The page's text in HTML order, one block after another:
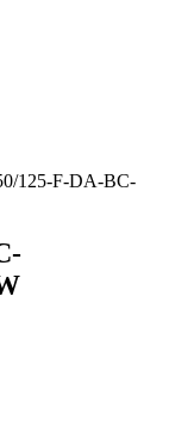
125-F-DA-BC-